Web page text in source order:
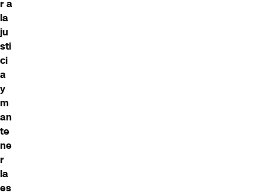
r a
la
ju
sti
ci
a
y
m
an
te
ne
r
la
es